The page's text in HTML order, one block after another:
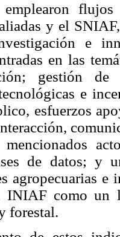
y el
e
en las
gestión
e
esfuerzos
de datos; y
agropecuarias
INIAF como un
forestal.